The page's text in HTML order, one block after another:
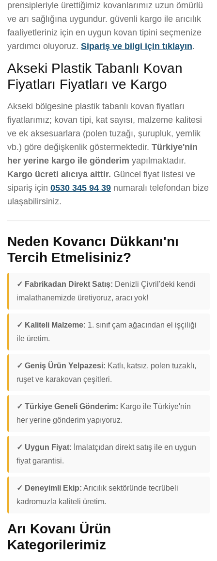
prensipleriyle ürettiğimiz kovanlarımız uzun ömürlü
ve arı sağlığına uygundur. güvenli kargo ile arıcılık
faaliyetleriniz için en uygun kovan tipini seçmenize
yardımcı oluyoruz. Sipariş ve bilgi için tıklayın.
Akseki Plastik Tabanlı Kovan
Fiyatları Fiyatları ve Kargo
Akseki bölgesine plastik tabanlı kovan fiyatları
fiyatlarımız; kovan tipi, kat sayısı, malzeme kalitesi
ve ek aksesuarlara (polen tuzağı, şurupluk, yemlik
vb.) göre değişkenlik göstermektedir. Türkiye'nin
her yerine kargo ile gönderim yapılmaktadır.
Kargo ücreti alıcıya aittir. Güncel fiyat listesi ve
sipariş için 0530 345 94 39 numaralı telefondan bize
ulaşabilirsiniz.
Neden Kovancı Dükkanı'nı
Tercih Etmelisiniz?
✓ Fabrikadan Direkt Satış: Denizli Çivril'deki kendi
imalathanemizde üretiyoruz, aracı yok!
✓ Kaliteli Malzeme: 1. sınıf çam ağacından el işçiliği
ile üretim.
✓ Geniş Ürün Yelpazesi: Katlı, katsız, polen tuzaklı,
ruşet ve karakovan çeşitleri.
✓ Türkiye Geneli Gönderim: Kargo ile Türkiye'nin
her yerine gönderim yapıyoruz.
✓ Uygun Fiyat: İmalatçıdan direkt satış ile en uygun
fiyat garantisi.
✓ Deneyimli Ekip: Arıcılık sektöründe tecrübeli
kadromuzla kaliteli üretim.
Arı Kovanı Ürün
Kategorilerimiz